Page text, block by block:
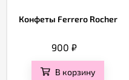
Конфеты Ferrero Rocher
900₽
В корзину